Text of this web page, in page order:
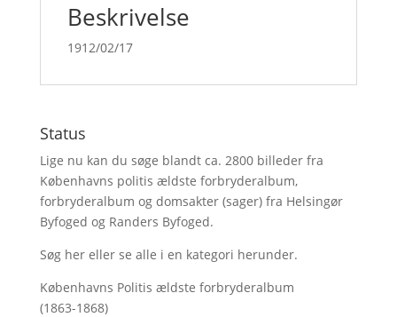
Beskrivelse
1912/02/17
Status
Lige nu kan du søge blandt ca. 2800 billeder fra
Københavns politis ældste forbryderalbum,
forbryderalbum og domsakter (sager) fra Helsingør
Byfoged og Randers Byfoged.
Søg hereller se alle i en kategori herunder.
Københavns Politis ældste forbryderalbum
(1863-1868)